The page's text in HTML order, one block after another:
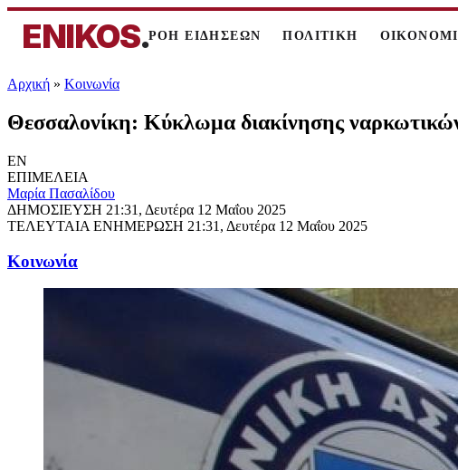
ENIKOS.ΡΟΗ ΕΙΔΗΣΕΩΝ ΠΟΛΙΤΙΚΗ
Αρχική » Κοινωνία
Θεσσαλονίκη: Κύκλωμα διακίνησης
EN
ΕΠΙΜΕΛΕΙΑ
Μαρία Πασαλίδου
ΔΗΜΟΣΙΕΥΣΗ 21:31, Δευτέρα 12 Μαΐου 2025
ΤΕΛΕΥΤΑΙΑ ΕΝΗΜΕΡΩΣΗ 21:31, Δευτέρα 12 Μαΐου 2025
Κοινωνία